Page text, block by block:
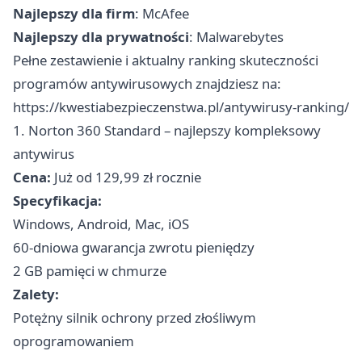
Najlepszy dla firm: McAfee
Najlepszy dla prywatności: Malwarebytes
Pełne zestawienie i aktualny ranking skuteczności
programów antywirusowych znajdziesz na:
https://kwestiabezpieczenstwa.pl/antywirusy-ranking/
1. Norton 360 Standard – najlepszy kompleksowy
antywirus
Cena: Już od 129,99 zł rocznie
Specyfikacja:
Windows, Android, Mac, iOS
60-dniowa gwarancja zwrotu pieniędzy
2 GB pamięci w chmurze
Zalety:
Potężny silnik ochrony przed złośliwym
oprogramowaniem